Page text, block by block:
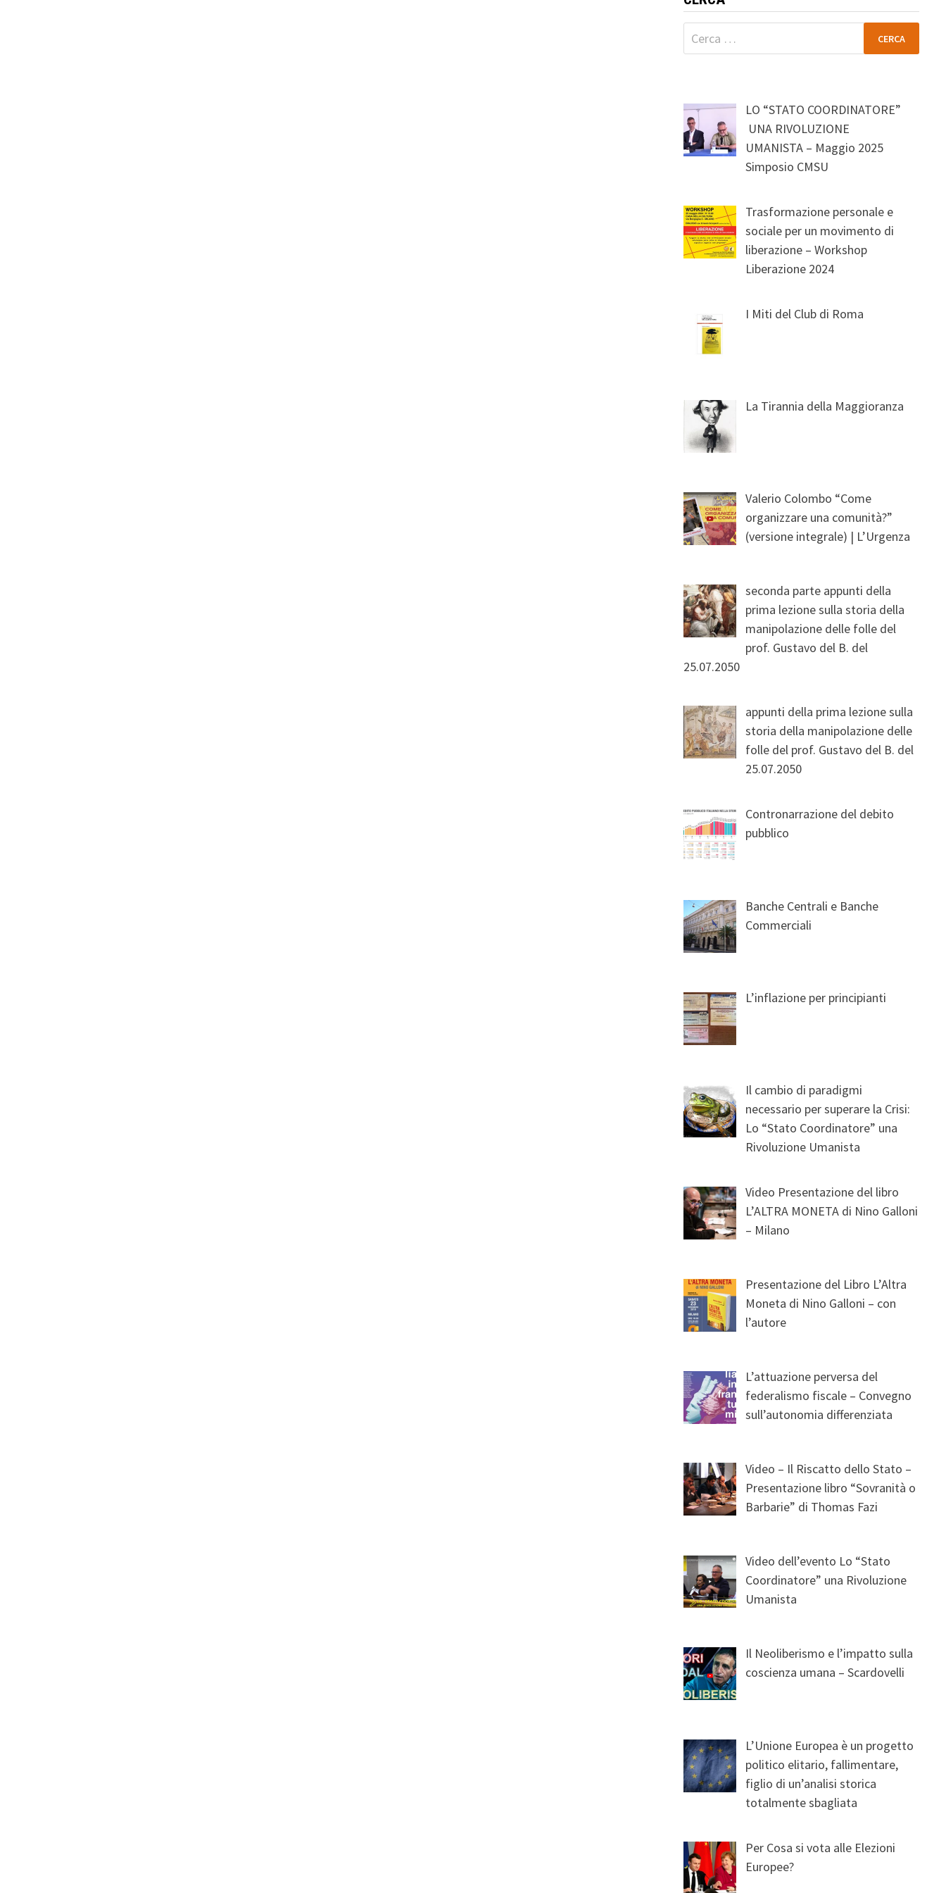
Ricerca
per:
LO “STATO COORDINATORE”
UNA RIVOLUZIONE
UMANISTA – Maggio 2025
Simposio CMSU
Trasformazione personale e
sociale per un movimento di
liberazione – Workshop
Liberazione 2024
I Miti del Club di Roma
La Tirannia della Maggioranza
Valerio Colombo “Come
organizzare una comunità?”
(versione integrale) | L’Urgenza
seconda parte appunti della
prima lezione sulla storia della
manipolazione delle folle del
prof. Gustavo del B. del
25.07.2050
appunti della prima lezione sulla
storia della manipolazione delle
folle del prof. Gustavo del B. del
25.07.2050
Contronarrazione del debito
pubblico
Banche Centrali e Banche
Commerciali
L’inflazione per principianti
Il cambio di paradigmi
necessario per superare la Crisi:
Lo “Stato Coordinatore” una
Rivoluzione Umanista
Video Presentazione del libro
L’ALTRA MONETA di Nino Galloni
– Milano
Presentazione del Libro L’Altra
Moneta di Nino Galloni – con
l’autore
L’attuazione perversa del
federalismo fiscale – Convegno
sull’autonomia differenziata
Video – Il Riscatto dello Stato –
Presentazione libro “Sovranità o
Barbarie” di Thomas Fazi
Video dell’evento Lo “Stato
Coordinatore” una Rivoluzione
Umanista
Il Neoliberismo e l’impatto sulla
coscienza umana – Scardovelli
L’Unione Europea è un progetto
politico elitario, fallimentare,
figlio di un’analisi storica
totalmente sbagliata
Per Cosa si vota alle Elezioni
Europee?